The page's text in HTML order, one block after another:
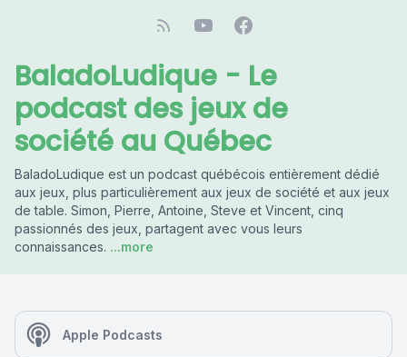
BaladoLudique - Le
podcast des jeux de
société au Québec
BaladoLudique est un podcast québécois entièrement dédié
aux jeux, plus particulièrement aux jeux de société et aux jeux
de table. Simon, Pierre, Antoine, Steve et Vincent, cinq
passionnés des jeux, partagent avec vous leurs
connaissances. ...more
Apple Podcasts